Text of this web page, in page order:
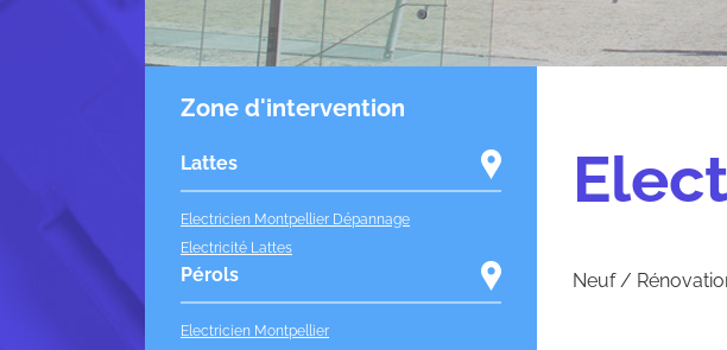
Neuf /
Zone d'intervention
Lattes
Electricien Montpellier Dépannage
Electricité Lattes
Pérols
Electricien Montpellier